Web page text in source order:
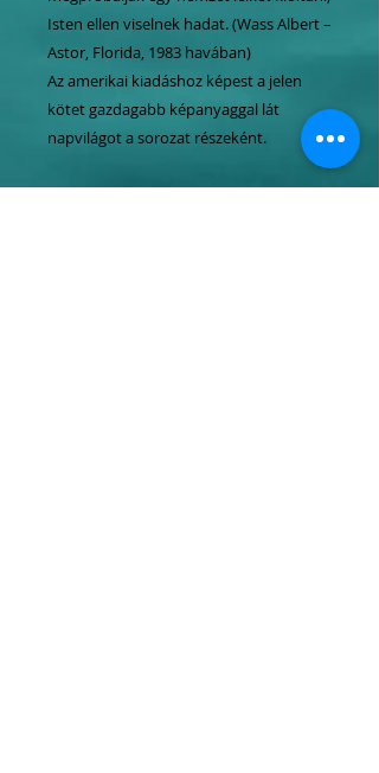
Isten ellen viselnek hadat. (Wass Albert –
Astor, Florida, 1983 havában)
Az amerikai kiadáshoz képest a jelen
kötet gazdagabb képanyaggal lát
napvilágot a sorozat részeként.